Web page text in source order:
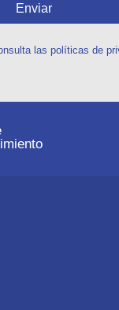
Enviar
las políticas de